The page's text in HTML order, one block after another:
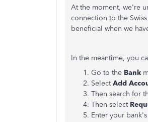
At the moment, we're
connection to the
beneficial when we
In the meantime, you
Go to the Bank
SelectAdd
Then search for
Then select
Enter your